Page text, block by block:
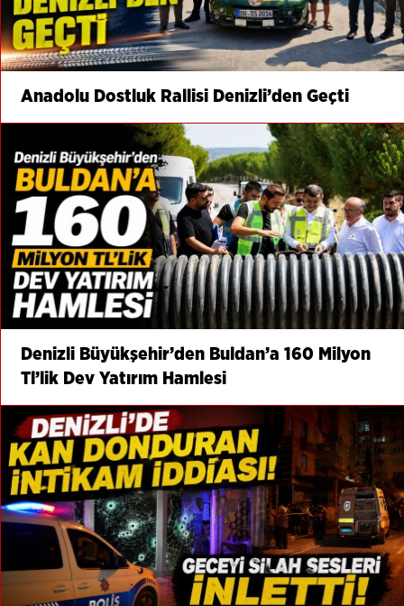
Anadolu Dostluk Rallisi Denizli’den Geçti
Denizli Büyükşehir’den Buldan’a 160 Milyon
Tl’lik Dev Yatırım Hamlesi